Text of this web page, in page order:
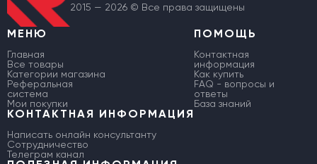
2015 — 2026 © Все права защищены
МЕНЮ
Главная
Все товары
Категории магазина
Реферальная
система
Мои покупки
ПОМОЩЬ
Контактная
информация
Как купить
FAQ - вопросы и
ответы
База знаний
КОНТАКТНАЯ ИНФОРМАЦИЯ
Написать онлайн консультанту
Сотрудничество
Телеграм канал